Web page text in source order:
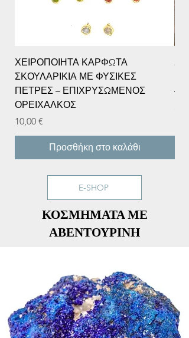
ΧΕΙΡΟΠΟΙΗΤΑ ΚΑΡΦΩΤΑ
ΣΚΟΥΛΑΡΙΚΙΑ ΜΕ ΦΥΣΙΚΕΣ
ΠΕΤΡΕΣ – ΕΠΙΧΡΥΣΩΜΕΝΟΣ
ΟΡΕΙΧΑΛΚΟΣ
Τιμή
10,00 €
Προσθήκη στο καλάθι
–
E-SHOP
ΚΟΣΜΗΜΑΤΑ ΜΕ
ΑΒΕΝΤΟΥΡΙΝΗ